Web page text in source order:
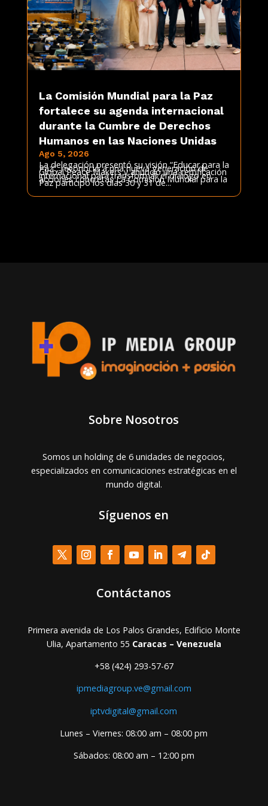
La Comisión Mundial para la Paz
fortalece su agenda internacional
durante la Cumbre de Derechos
Humanos en las Naciones Unidas
Ago 5, 2026
La delegación presentó su visión “Educar para la
Paz”, reconoció a una nueva generación de
Global Peace Makers y anunció una certificación
internacional para transformar el diálogo en
acciones concretas La Comisión Mundial para la
Paz participó los días 30 y 31 de...
Sobre Nosotros
Somos un holding de 6 unidades de negocios,
especializados en comunicaciones estratégicas en el
mundo digital.
Síguenos en
Contáctanos
Primera avenida de Los Palos Grandes, Edificio Monte
Ulia, Apartamento 55 Caracas – Venezuela
+58 (424) 293-57-67
ipmediagroup.ve@gmail.com
iptvdigital@gmail.com
Lunes – Viernes: 08:00 am – 08:00 pm
Sábados: 08:00 am – 12:00 pm